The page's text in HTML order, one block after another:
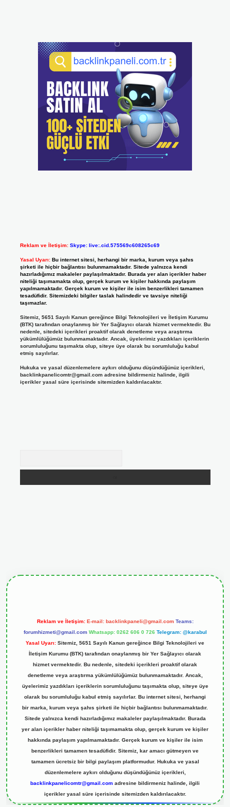
Reklam ve İletişim: Skype: live:.cid.575569c608265c69
Yasal Uyarı: Bu internet sitesi, herhangi bir marka, kurum veya şahıs
şirketi ile hiçbir bağlantısı bulunmamaktadır. Sitede yalnızca kendi
hazırladığımız makaleler paylaşılmaktadır. Burada yer alan içerikler haber
niteliği taşımamakta olup, gerçek kurum ve kişiler hakkında paylaşım
yapılmamaktadır. Gerçek kurum ve kişiler ile isim benzerlikleri tamamen
tesadüfidir. Sitemizdeki bilgiler taslak halindedir ve tavsiye niteliği
taşımazlar.
Sitemiz, 5651 Sayılı Kanun gereğince Bilgi Teknolojileri ve İletişim Kurumu
(BTK) tarafından onaylanmış bir Yer Sağlayıcı olarak hizmet vermektedir. Bu
nedenle, sitedeki içerikleri proaktif olarak denetleme veya araştırma
yükümlülüğümüz bulunmamaktadır. Ancak, üyelerimiz yazdıkları içeriklerin
sorumluluğunu taşımakta olup, siteye üye olarak bu sorumluluğu kabul
etmiş sayılırlar.
Hukuka ve yasal düzenlemelere aykırı olduğunu düşündüğünüz içerikleri,
backlinkpanelicomtr@gmail.comadresine bildirmeniz halinde, ilgili
içerikler yasal süre içerisinde sitemizden kaldırılacaktır.
Reklam ve İletişim: E-mail: backlinkpaneli@gmail.com Teams:
forumhizmeti@gmail.com Whatsapp: 0262 606 0 726 Telegram: @karabul
Yasal Uyarı: Sitemiz, 5651 Sayılı Kanun gereğince Bilgi Teknolojileri ve
İletişim Kurumu (BTK) tarafından onaylanmış bir Yer Sağlayıcı olarak
hizmet vermektedir. Bu nedenle, sitedeki içerikleri proaktif olarak
denetleme veya araştırma yükümlülüğümüz bulunmamaktadır. Ancak,
üyelerimiz yazdıkları içeriklerin sorumluluğunu taşımakta olup, siteye üye
olarak bu sorumluluğu kabul etmiş sayılırlar. Bu internet sitesi, herhangi
bir marka, kurum veya şahıs şirketi ile hiçbir bağlantısı bulunmamaktadır.
Sitede yalnızca kendi hazırladığımız makaleler paylaşılmaktadır. Burada
yer alan içerikler haber niteliği taşımamakta olup, gerçek kurum ve kişiler
hakkında paylaşım yapılmamaktadır. Gerçek kurum ve kişiler ile isim
benzerlikleri tamamen tesadüfidir. Sitemiz, kar amacı gütmeyen ve
tamamen ücretsiz bir bilgi paylaşım platformudur. Hukuka ve yasal
düzenlemelere aykırı olduğunu düşündüğünüz içerikleri,
backlinkpanelicomtr@gmail.com adresine bildirmeniz halinde, ilgili
içerikler yasal süre içerisinde sitemizden kaldırılacaktır.